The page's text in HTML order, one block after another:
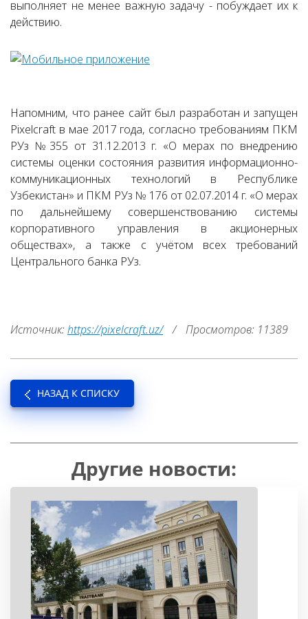
выполняет не менее важную задачу - побуждает их к
действию.
Напомним, что ранее сайт был разработан и запущен
Pixelcraft в мае 2017 года, согласно требованиям ПКМ
РУз №355 от 31.12.2013 г. «О мерах по внедрению
системы оценки состояния развития информационно-
коммуникационных технологий в Республике
Узбекистан» и ПКМ РУз № 176 от 02.07.2014 г. «О мерах
по дальнейшему совершенствованию системы
корпоративного управления в акционерных
обществах», а также с учётом всех требований
Центрального банка РУз.
Источник:https://pixelcraft.uz/ / Просмотров: 11389
НАЗАД К СПИСКУ
Другие новости: